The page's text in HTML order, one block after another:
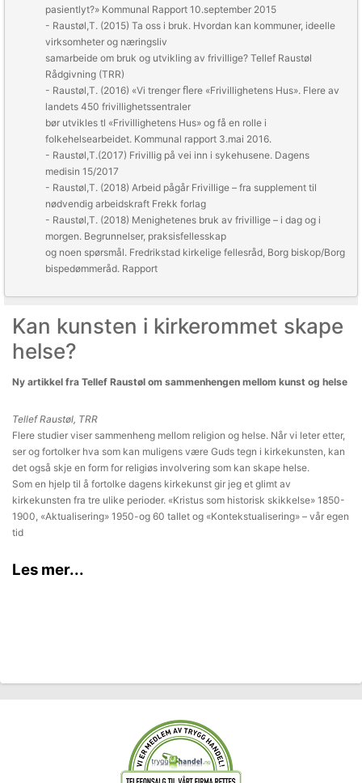
pasientlyt?» Kommunal Rapport 10.september 2015
- Raustøl,T. (2015) Ta oss i bruk. Hvordan kan kommuner, ideelle
virksomheter og næringsliv
samarbeide om bruk og utvikling av frivillige? Tellef Raustøl
Rådgivning (TRR)
- Raustøl,T. (2016) «Vi trenger ﬂere «Frivillighetens Hus». Flere av
landets 450 frivillighetssentraler
bør utvikles tl «Frivillighetens Hus» og få en rolle i
folkehelsearbeidet. Kommunal rapport 3.mai 2016.
- Raustøl,T.(2017) Frivillig på vei inn i sykehusene. Dagens
medisin 15/2017
- Raustøl,T. (2018) Arbeid pågår Frivillige – fra supplement til
nødvendig arbeidskraft Frekk forlag
- Raustøl,T. (2018) Menighetenes bruk av frivillige – i dag og i
morgen. Begrunnelser, praksisfellesskap
og noen spørsmål. Fredrikstad kirkelige fellesråd, Borg biskop/Borg
bispedømmeråd. Rapport
Kan kunsten i kirkerommet skape
helse?
Ny artikkel fra Tellef Raustøl om sammenhengen mellom kunst og helse
Tellef Raustøl, TRR
Flere studier viser sammenheng mellom religion og helse. Når vi leter etter,
ser og fortolker hva som kan muligens være Guds tegn i kirkekunsten, kan
det også skje en form for religiøs involvering som kan skape helse.
Som en hjelp til å fortolke dagens kirkekunst gir jeg et glimt av
kirkekunsten fra tre ulike perioder. «Kristus som historisk skikkelse» 1850-
1900, «Aktualisering» 1950-og 60 tallet og «Kontekstualisering» – vår egen
tid
Les mer...